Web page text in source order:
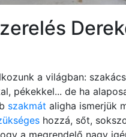
a világban:
pékekkel... de ha
szakmát aligha ismerjük
hozzá, sőt,
a megrendelő nagy